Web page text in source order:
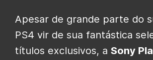
Apesar de grande parte do
PS4 vir de sua fantástica
títulos exclusivos, a Sony